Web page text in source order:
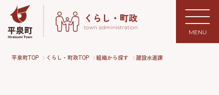
MENU
平泉町TOP くらし・町政TOP 組織から探す 建設水道課